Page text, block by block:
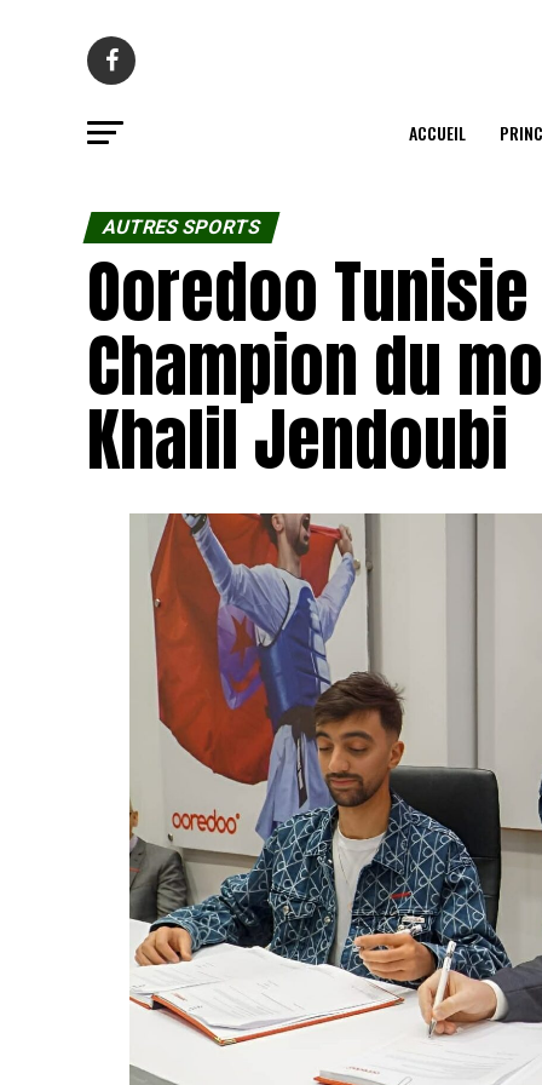
ACCUEIL
AUTRES SPORTS
Ooredoo
Champion du
Khalil Jendoubi